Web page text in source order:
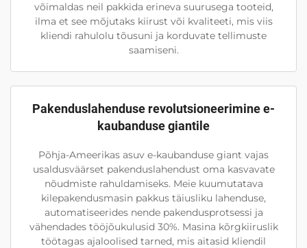
võimaldas neil pakkida erineva suurusega tooteid,
ilma et see mõjutaks kiirust või kvaliteeti, mis viis
kliendi rahulolu tõusuni ja korduvate tellimuste
saamiseni.
Pakenduslahenduse revolutsioneerimine e-
kaubanduse giantile
Põhja-Ameerikas asuv e-kaubanduse giant vajas
usaldusväärset pakenduslahendust oma kasvavate
nõudmiste rahuldamiseks. Meie kuumutatava
kilepakendusmasin pakkus täiusliku lahenduse,
automatiseerides nende pakendusprotsessi ja
vähendades tööjõukulusid 30%. Masina kõrgkiiruslik
töötagas ajaloolised tarned, mis aitasid kliendil